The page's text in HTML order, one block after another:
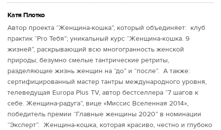
Катя Плотко
Автор проекта “Женщина-кошка”, который объединяет: клуб
практик “Pro Тебя”; уникальный курс “Женщина-кошка. 9
жизней”, раскрывающий всю многогранность женской
природы; безумно смелые тантрические ретриты,
разделяющие жизнь женщин на “до” и “после”. А также:
сертифицированный мастер тантры международного уровня,
телеведущая Europa Plus TV, автор бестселлера “7 шагов к
себе. Женщина-радуга”, вице «Миссис Вселенная 2014»,
победитель премии “Главные женщины 2020” в номинации
“Эксперт”. Женщина-кошка, которая красиво, честно и глубоко